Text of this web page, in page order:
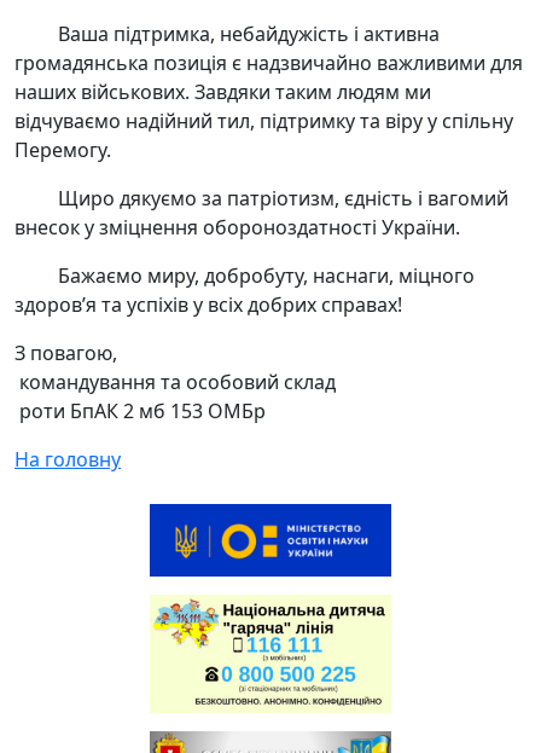
Ваша підтримка, небайдужість і активна
громадянська позиція є надзвичайно важливими для
наших військових. Завдяки таким людям ми
відчуваємо надійний тил, підтримку та віру у спільну
Перемогу.
Щиро дякуємо за патріотизм, єдність і вагомий
внесок у зміцнення обороноздатності України.
Бажаємо миру, добробуту, наснаги, міцного
здоров’я та успіхів у всіх добрих справах!
З повагою,
командування та особовий склад
роти БпАК 2 мб 153 ОМБр
На головну